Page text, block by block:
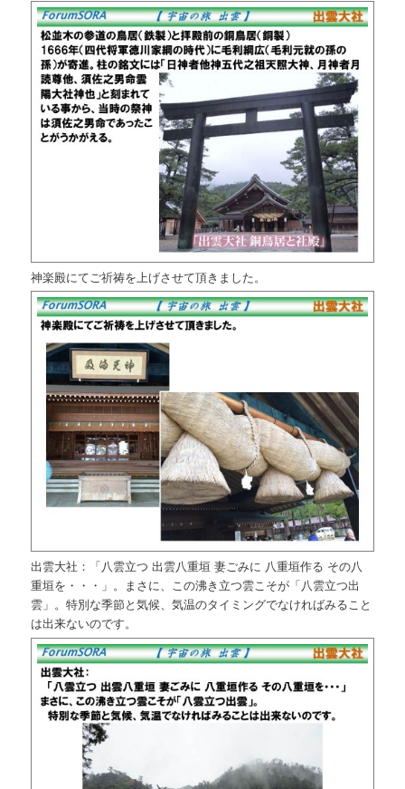
神楽殿にてご祈祷を上げさせて頂きました。
出雲大社：「八雲立つ 出雲八重垣 妻ごみに 八重垣作る その八
重垣を・・・」。まさに、この沸き立つ雲こそが「八雲立つ出
雲」。特別な季節と気候、気温のタイミングでなければみること
は出来ないのです。